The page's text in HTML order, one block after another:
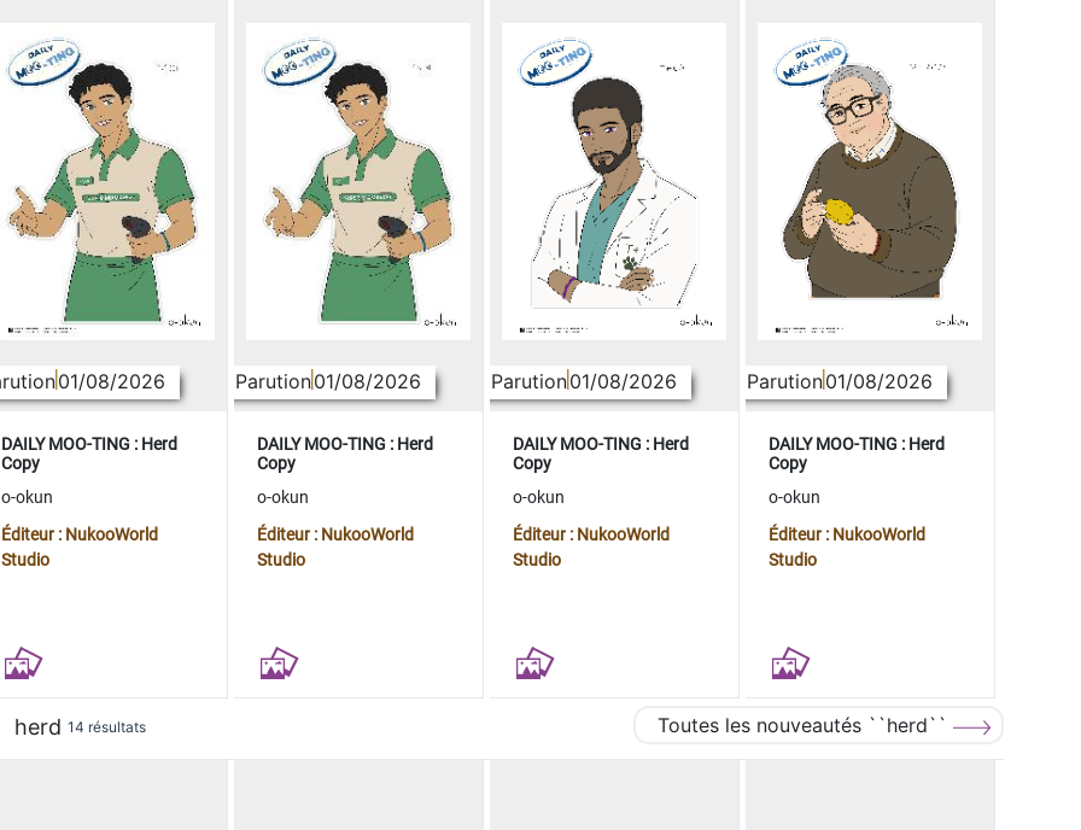
01/08/2026
DAILY MOO-TING : Herd
Copy
o-okun
Éditeur : NukooWorld
Studio
Parution01/08/2026
DAILY MOO-TING : Herd
Copy
o-okun
Éditeur : NukooWorld
Studio
Parution01/08/2026
DAILY MOO-TING : Herd
Copy
o-okun
Éditeur : NukooWorld
Studio
Parution01/08/2026
DAILY MOO-TING : Herd
Copy
o-okun
Éditeur : NukooWorld
Studio
herd 14 résultats Toutes les nouveautés ``herd``